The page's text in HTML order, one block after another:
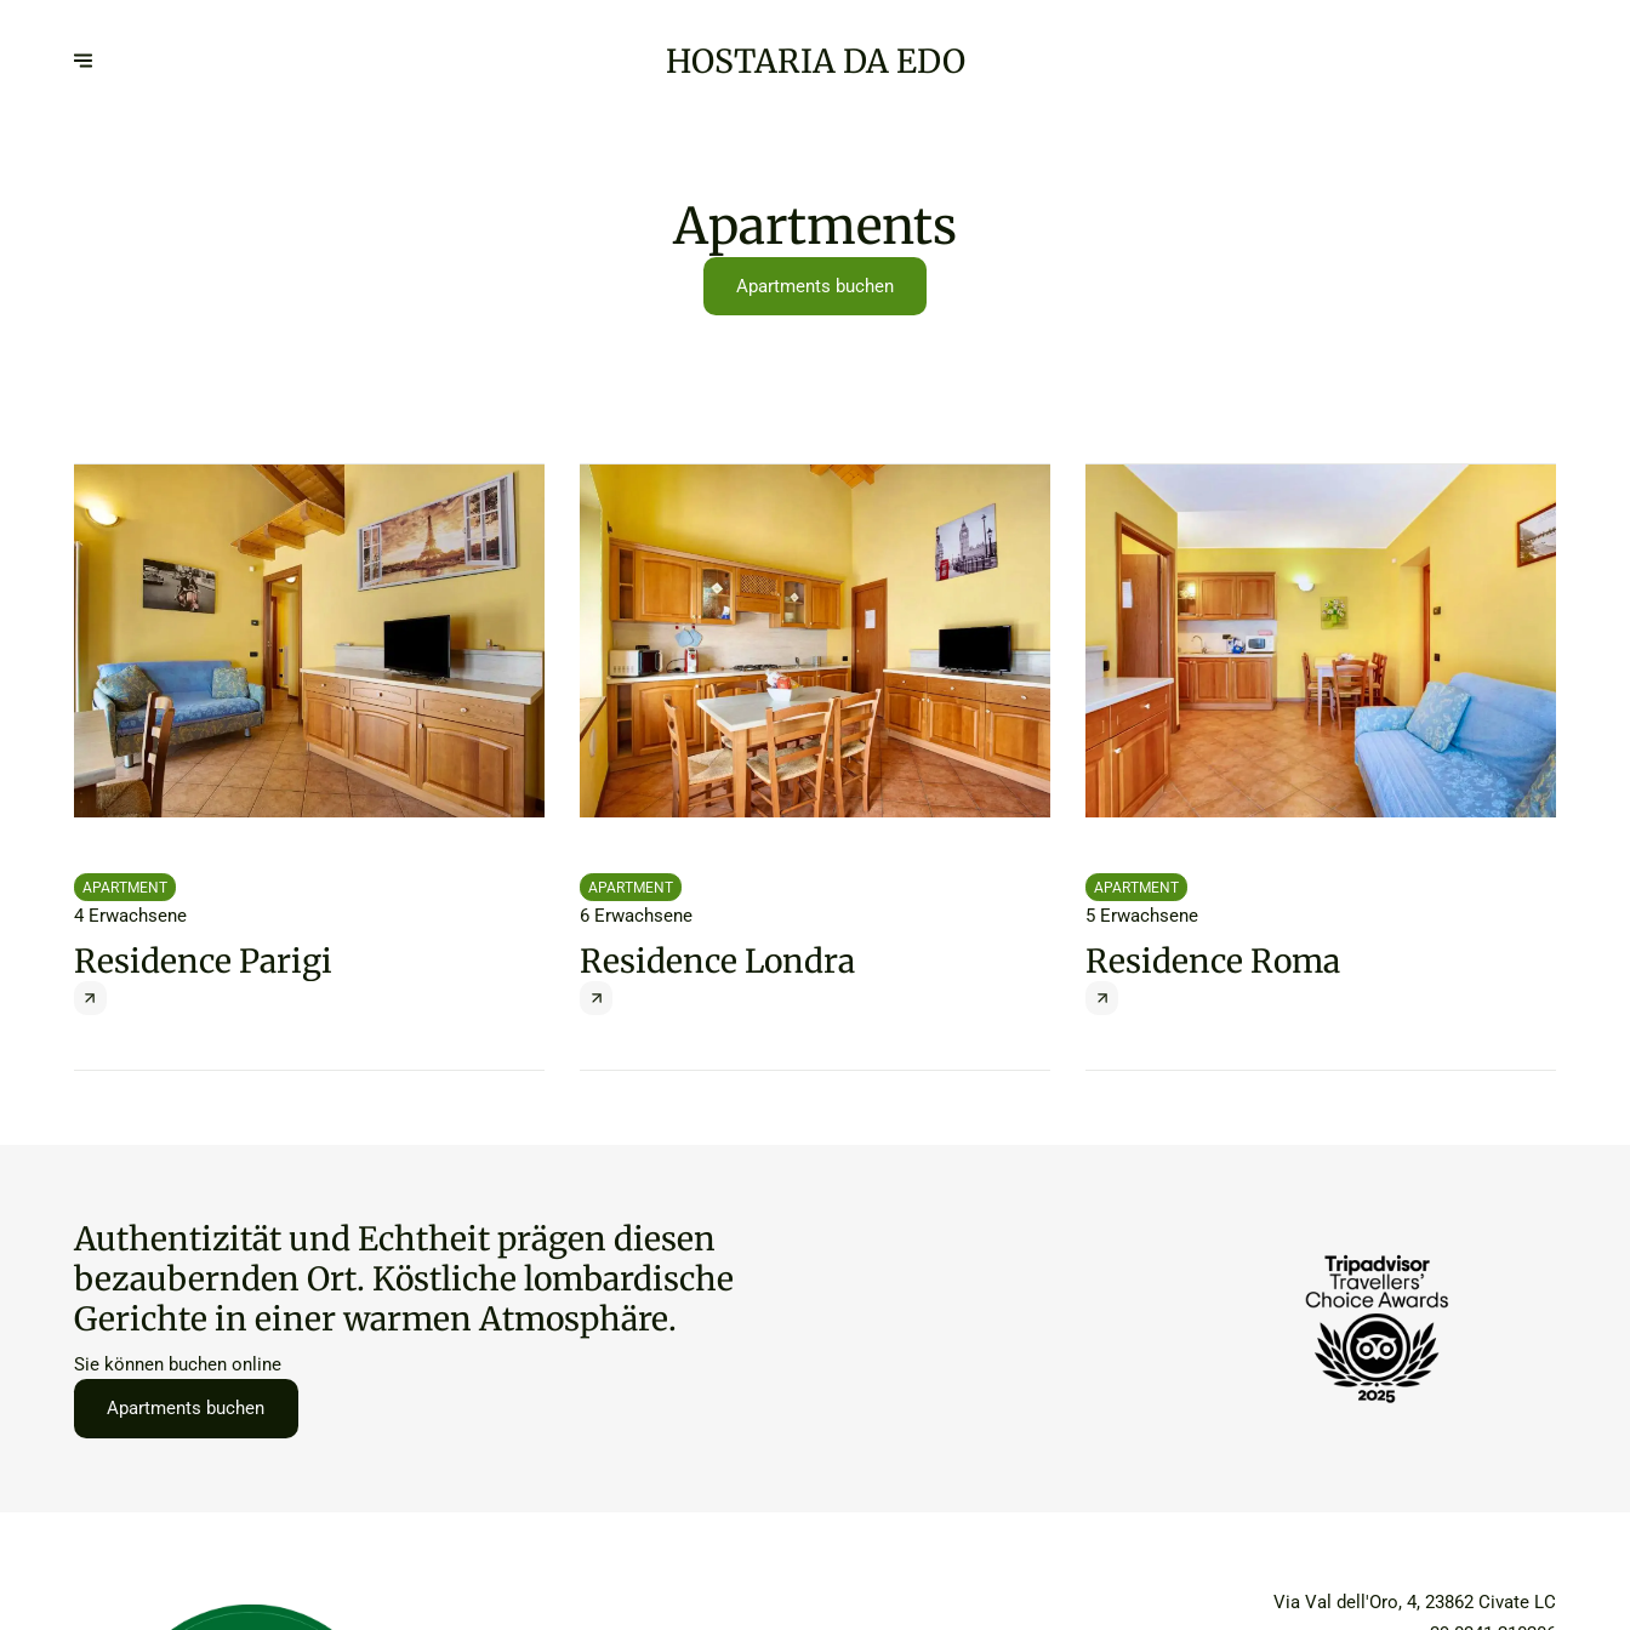
HOSTARIA DA EDO
Apartments
Apartments buchen
APARTMENT
4 Erwachsene
Residence Parigi
APARTMENT
6 Erwachsene
Residence Londra
APARTMENT
5 Erwachsene
Residence Roma
Authentizität und Echtheit prägen diesen
bezaubernden Ort. Köstliche lombardische
Gerichte in einer warmen Atmosphäre.
Sie können buchen online
Apartments buchen
Via Val dell'Oro, 4, 23862 Civate LC